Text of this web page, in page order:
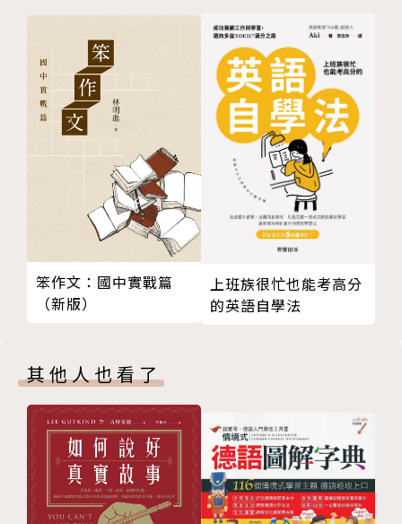
◎被問到「公司有什麼可以改進的地方」？請用「正面
字眼」表述！
◎缺點怎麼說才能變正面？請順便提出解決方法，證明
你能自覺自省。
例如→你可以說：我有時候會因為針對工作成果深度分
析，而壓縮到其他工作進度的時間。對此我需重新管理
分配：時間一到，就進行下一件事！
※搶先看：【面試經典題，這樣回答不翻船】
Q：為何想來這裡工作？
A：
1.具體簡要說出公司整體架構、理念、目標、產品特色
和優勢。
3.展現與其他面試者不同之處（差異化），真誠表現個
人特色，不做作或言過其實。
4.用「相關」的職能技術及個人特質說服雇主你是最佳
人選。
本書特色
07 提升全球心態：你是讓各大企業搶破頭的國際菁
英嗎？
08 職涯規劃策略：8個問題搞清楚你的職業生涯
09 職業性向測驗：透過4大方向來重新認識自己
10 10種心態成為面試贏家：為你的賣相加分
11 Google我來了！：闖過這4關，成為外商公司的
Part 03 英語面試：面試時間短暫，要如何在如此短
暫的時間裡，表現出自己的與眾不同？成功取得那通往
窄門的門票？
寫在課堂之前
12 該謙遜還是該表現？：東西職場大不同
15 面試應答進階技法：快狠準！2分鐘自我行銷術
16 由負轉正幫你過關：說缺點，該怎麼說才能變正
面
17 為什麼我要錄用你？：把你的成功包裝成「故
事」
18 面試到底問什麼？：請作答！8種必知面試題型
笨作文：國中實戰篇
（新版）
上班族很忙也能考高分
的英語自學法
其他人也看了